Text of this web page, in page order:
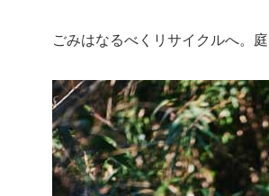
ごみはなるべくリサイクルへ。